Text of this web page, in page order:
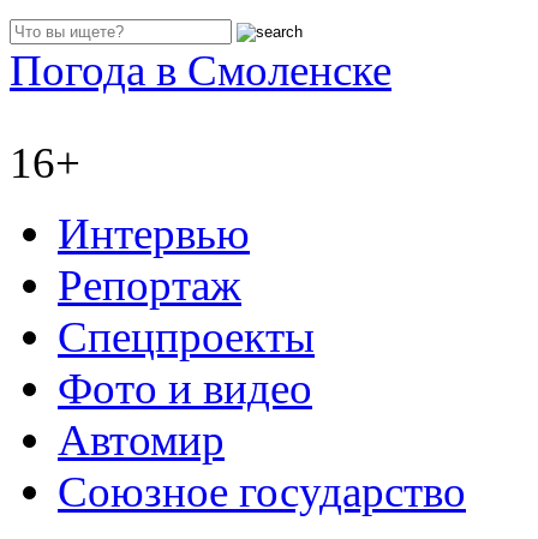
Погода в Смоленске
16+
Интервью
Репортаж
Спецпроекты
Фото и видео
Автомир
Союзное государство